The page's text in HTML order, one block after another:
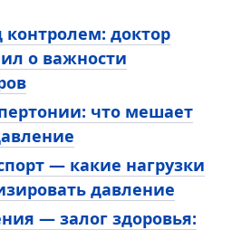
контролем: доктор
о важности
что мешает
— какие нагрузки
давление
— залог здоровья: